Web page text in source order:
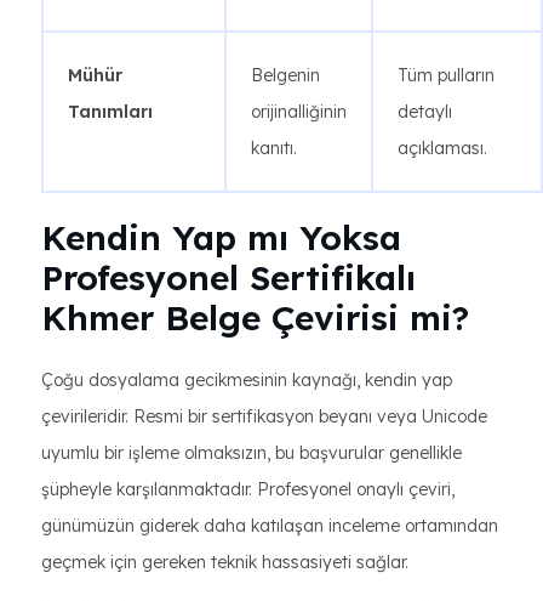
Mühür
Tanımları
Belgenin
orijinalliğinin
kanıtı.
Tüm pulların
detaylı
açıklaması.
Kendin Yap mı Yoksa
Profesyonel Sertifikalı
Khmer Belge Çevirisi mi?
Çoğu dosyalama gecikmesinin kaynağı, kendin yap
çevirileridir. Resmi bir sertifikasyon beyanı veya Unicode
uyumlu bir işleme olmaksızın, bu başvurular genellikle
şüpheyle karşılanmaktadır. Profesyonel onaylı çeviri,
günümüzün giderek daha katılaşan inceleme ortamından
geçmek için gereken teknik hassasiyeti sağlar.